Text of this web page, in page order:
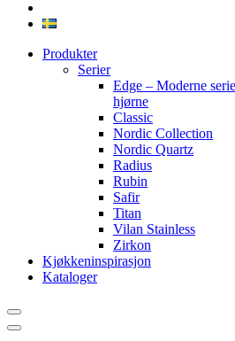
Produkter
Serier
Edge – Moderne
hjørne
Classic
Nordic Collection
Nordic Quartz
Radius
Rubin
Safir
Titan
Vilan Stainless
Zirkon
Kjøkkeninspirasjon
Kataloger